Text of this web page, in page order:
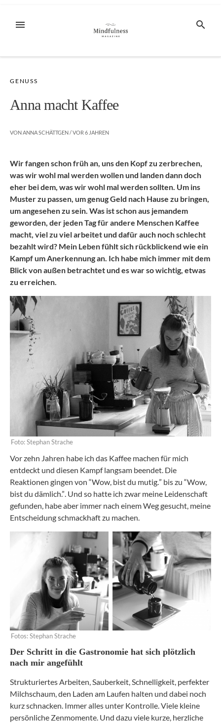
InhaltMENÜ SUCHE
GENUSS
Anna macht Kaffee
VONANNA SCHÄTTGEN/ VOR 6 JAHREN
Wir fangen schon früh an, uns den Kopf zu zerbrechen,
was wir wohl mal werden wollen und landen dann doch
eher bei dem, was wir wohl mal werden sollten. Um ins
Muster zu passen, um genug Geld nach Hause zu bringen,
um angesehen zu sein. Was ist schon aus jemandem
geworden, der jeden Tag für andere Menschen Kaffee
macht, viel zu viel arbeitet und dafür auch noch schlecht
bezahlt wird? Mein Leben fühlt sich rückblickend wie ein
Kampf um Anerkennung an. Ich habe mich immer mit dem
Blick von außen betrachtet und es war so wichtig, etwas
zu erreichen.
Foto: Stephan Strache
Vor zehn Jahren habe ich das Kaffee machen für mich
entdeckt und diesen Kampf langsam beendet. Die
Reaktionen gingen von “Wow, bist du mutig.” bis zu “Wow,
bist du dämlich.”. Und so hatte ich zwar meine Leidenschaft
gefunden, habe aber immer nach einem Weg gesucht, meine
Entscheidung schmackhaft zu machen.
Fotos: Stephan Strache
Der Schritt in die Gastronomie hat sich plötzlich
nach mir angefühlt
Strukturiertes Arbeiten, Sauberkeit, Schnelligkeit, perfekter
Milchschaum, den Laden am Laufen halten und dabei noch
kurz schnacken. Immer alles unter Kontrolle. Viele kleine
persönliche Zenmomente. Und dazu viele kurze, herzliche